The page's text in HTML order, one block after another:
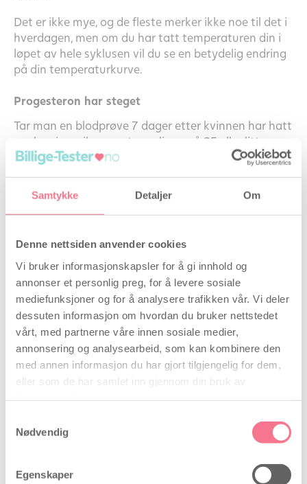
Samtykke Detaljer Om
Denne nettsiden anvender cookies
Vi bruker informasjonskapsler for å gi innhold og
annonser et personlig preg, for å levere sosiale
mediefunksjoner og for å analysere trafikken vår. Vi deler
dessuten informasjon om hvordan du bruker nettstedet
vårt, med partnerne våre innen sosiale medier,
annonsering og analysearbeid, som kan kombinere den
med annen informasjon du har gjort tilgjengelig for dem,
eller som de har samlet inn gjennom din bruk av
Nødvendig
Egenskaper
Det er ikke mye, og de fleste merker ikke noe til det i
hverdagen, men om du har tatt temperaturen din i
løpet av hele syklusen vil du se en betydelig endring
på din temperaturkurve.
Progesteron har steget
Tar man en blodprøve 7 dager etter kvinnen har hatt
eggløsning, vil progesteron ligge på 25 eller litt over.
Et tegn på at det mest sannsynligvis har skjedd en
Når eggløsningstesten er negativ
eggløsningstester etter at du får din første positive
eggløsningstest i din syklus.
Men hvis du tok en ekstra test, vil du mest
sannsynligvis oppleve å få et negativt resultat fordi
hormonet LH igjen har sunket.
Kjøp din neste eggløsningstest her
eggløsning
eggløsning.